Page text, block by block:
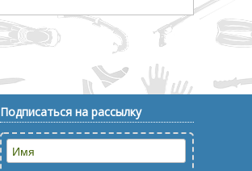
Подписаться на рассылку